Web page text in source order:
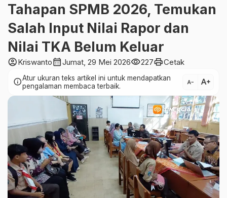
Tahapan SPMB 2026, Temukan
Salah Input Nilai Rapor dan
Nilai TKA Belum Keluar
account_circleKriswantocalendar_monthJumat, 29 Mei 2026visibility227printCetak
infoAtur ukuran teks artikel ini untuk mendapatkan
pengalaman membaca terbaik.
text_decrease text_increase